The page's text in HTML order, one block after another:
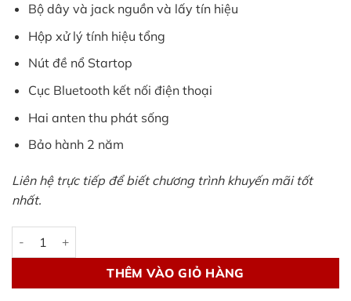
Bộ dây và jack nguồn và lấy tín hiệu
Hộp xử lý tính hiệu tổng
Nút đề nổ Startop
Cục Bluetooth kết nối điện thoại
Hai anten thu phát sống
Bảo hành 2 năm
Liên hệ trực tiếp để biết chương trình khuyến mãi tốt
nhất.
Độ Smartkey xe Ford Ranger | Dsmart K1 và các dòng xe số
THÊM VÀO GIỎ HÀNG